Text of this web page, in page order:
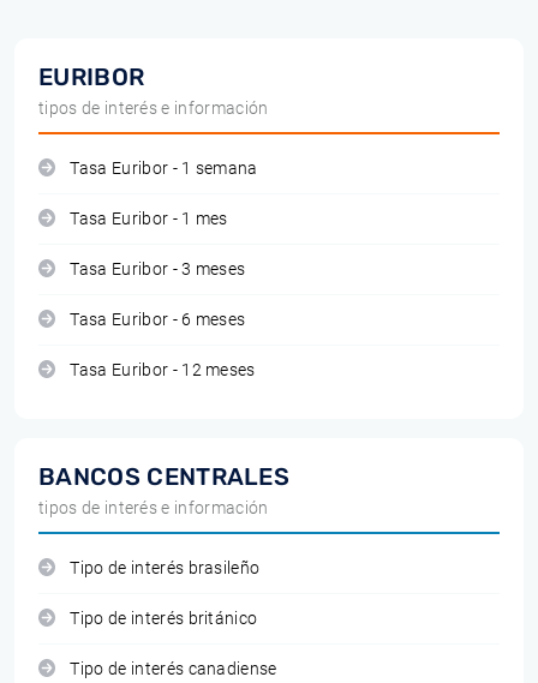
EURIBOR
tipos de interés e información
Tasa Euribor - 1 semana
Tasa Euribor - 1 mes
Tasa Euribor - 3 meses
Tasa Euribor - 6 meses
Tasa Euribor - 12 meses
BANCOS CENTRALES
tipos de interés e información
Tipo de interés brasileño
Tipo de interés británico
Tipo de interés canadiense